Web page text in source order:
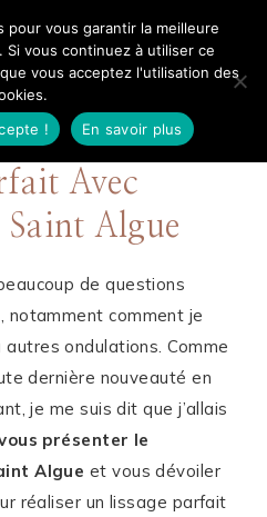
Avec
Saint Algue
de questions
notamment comment je
ondulations. Comme
dernière nouveauté en
je me suis dit que j’allais
présenter le
Algue et vous dévoiler
réaliser un lissage parfait
pour vous garantir la meilleure
vous continuez à utiliser ce
vous acceptez l'utilisation des
!
En savoir plus